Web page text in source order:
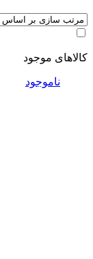
کالاهای موجود
ناموجود